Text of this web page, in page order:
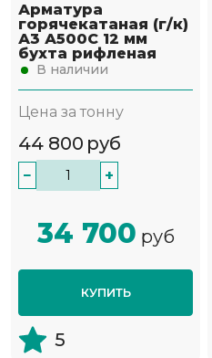
Арматура
горячекатаная (г/к)
А3 А500С 12 мм
бухта рифленая
В наличии
Цена за тонну
44 800 руб
− +
34 700 руб
КУПИТЬ
5